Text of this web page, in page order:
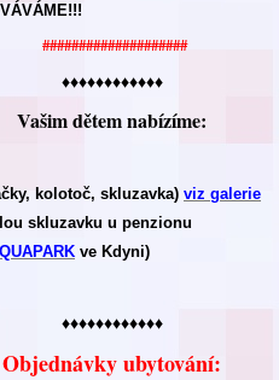
####################
♦♦♦♦♦♦♦♦♦♦♦♦
Vašim dětem nabízíme:
kolotoč, skluzavka) viz galerie
skluzavku u penzionu
ve Kdyni)
♦♦♦♦♦♦♦♦♦♦♦♦
Objednávky ubytování: